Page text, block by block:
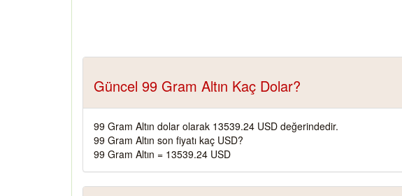
Güncel 99 Gram Altın Kaç Dolar?
99 Gram Altın dolar olarak 13539.24 USD değerindedir.
99 Gram Altın son fiyatı kaç USD?
99 Gram Altın = 13539.24 USD